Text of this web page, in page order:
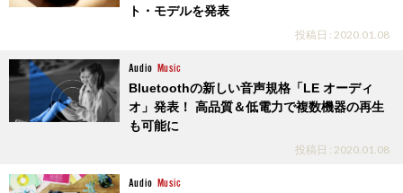
ト・モデルを発表
投稿日 : 2020.01.08
Audio Music
Bluetoothの新しい音声規格「LE オーディ
オ」発表！ 高品質＆低電力で複数機器の再生
も可能に
投稿日 : 2020.01.08
Audio Music